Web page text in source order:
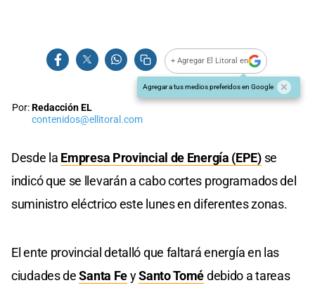
+ Agregar El Litoral en
Agregar a tus medios preferidos en Google
Por:Redacción EL
contenidos@ellitoral.com
Desde la Empresa Provincial de Energía (EPE) se
indicó que se llevarán a cabo cortes programados del
suministro eléctrico este lunes en diferentes zonas.
El ente provincial detalló que faltará energía en las
ciudades deSanta FeySanto Tomédebido a tareas